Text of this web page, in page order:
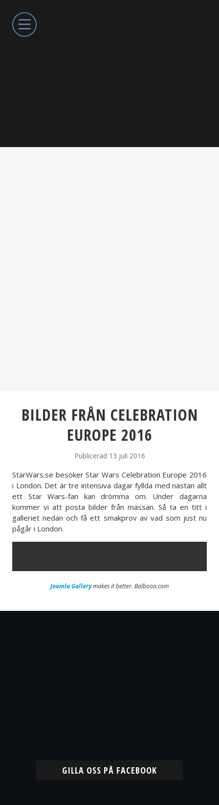
BILDER FRÅN CELEBRATION
EUROPE 2016
Publicerad 13 juli 2016
StarWars.se besöker Star Wars Celebration Europe 2016
i London. Det är tre intensiva dagar fyllda med nästan allt
ett Star Wars-fan kan drömma om. Under dagarna
kommer vi att posta bilder från mässan. Så ta en titt i
galleriet nedan och få ett smakprov av vad som just nu
pågår i London.
Joomla Gallerymakes it better. Balbooa.com
GILLA OSS PÅ FACEBOOK